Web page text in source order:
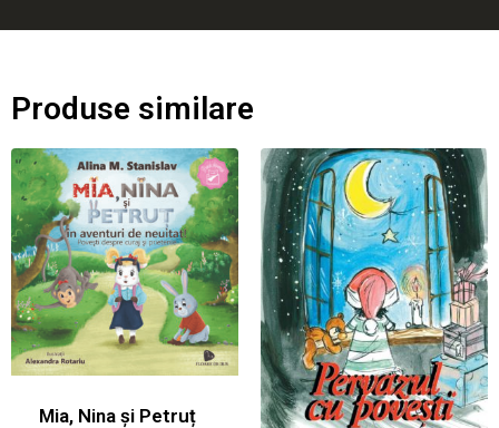
Produse similare
Mia, Nina și Petruț